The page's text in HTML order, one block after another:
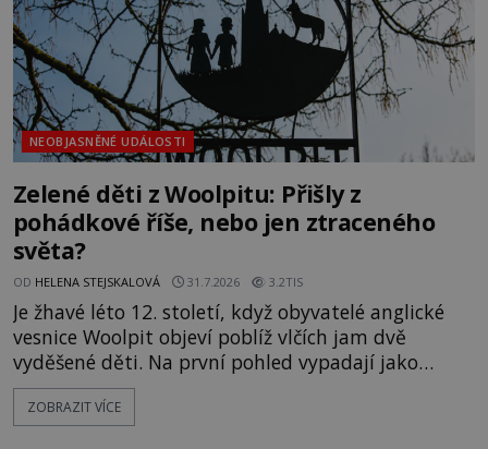
NEOBJASNĚNÉ UDÁLOSTI
Zelené děti z Woolpitu: Přišly z
pohádkové říše, nebo jen ztraceného
světa?
OD HELENA STEJSKALOVÁ 31.7.2026 3.2TIS
Je žhavé léto 12. století, když obyvatelé anglické
vesnice Woolpit objeví poblíž vlčích jam dvě
vyděšené děti. Na první pohled vypadají jako
každé jiné, až na jednu děsivou výjimku. Jejich
kůže má nazelenalý odstín, mluví
ZOBRAZIT VÍCE